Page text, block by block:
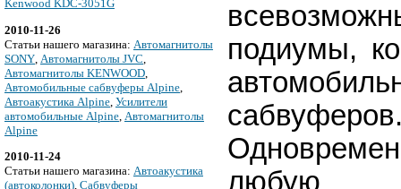
Kenwood KDC-3051G
2010-11-26
Cтатьи нашего магазина: Автомагнитолы
SONY Автомагнитолы JVC
Автомагнитолы KENWOOD
Автомобильные сабвуферы Alpine
Автоакустика Alpine Усилители
автомобильные Alpine Автомагнитолы
Alpine
2010-11-24
Cтатьи нашего магазина: Автоакустика
(автоколонки), Сабвуферы
подиумы,